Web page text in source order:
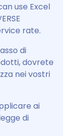
use Excel
rate.
di
dovrete
nei vostri
ai
di